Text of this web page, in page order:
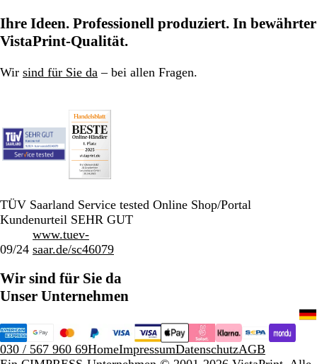
Ihre Ideen. Professionell produziert. In bewährter
VistaPrint-Qualität.
Wir sind für Sie da – bei allen Fragen.
TÜV Saarland Service tested Online Shop/Portal
Kundenurteil SEHR GUT
09/24
www.tuev-
saar.de/sc46079
Wir sind für Sie da
Unser Unternehmen
030 / 567 960 69HomeImpressumDatenschutzAGB